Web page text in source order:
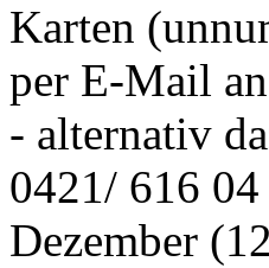
Karten
per E-Mail
- alternativ
0421/ 616
Dezember